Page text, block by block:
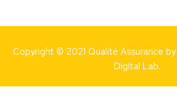
Copyright © 2021 Qualité Assurance by
Digital Lab.